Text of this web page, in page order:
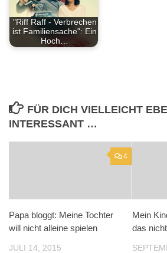
"Riff Raff - Verbrechen
ist Familiensache": Ein
Hoch…
FÜR DICH VIELLEICHT
INTERESSANT …
4
Papa bloggt: Meine Tochter
will nicht alleine spielen
JULI 14, 2015
Mein
das nicht